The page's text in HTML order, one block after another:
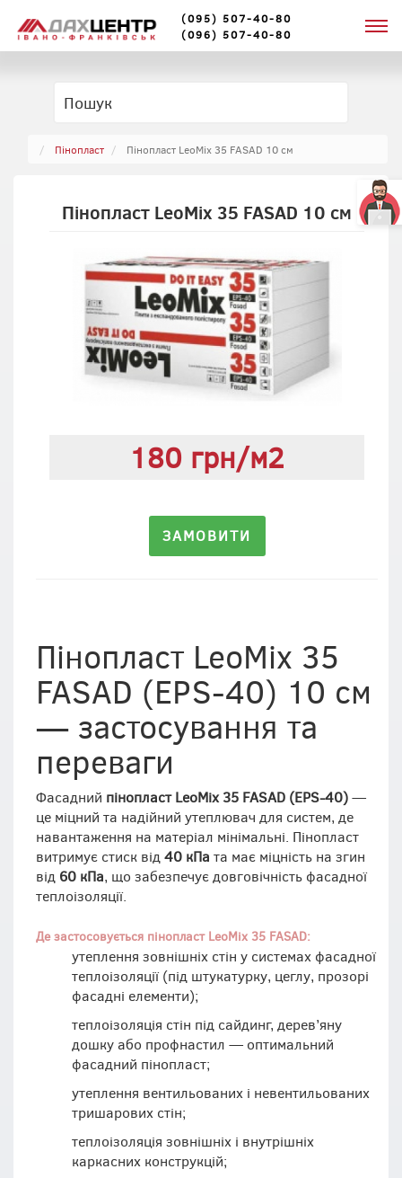
(095) 507-40-80
(096) 507-40-80
Пінопласт Пінопласт LeoMix 35 FASAD 10 см
Пінопласт LeoMix 35 FASAD 10 см
180 грн/м2
ЗАМОВИТИ
Пінопласт LeoMix 35
FASAD (EPS-40) 10 см
— застосування та
переваги
Фасадний пінопласт LeoMix 35 FASAD (EPS-40)—
це міцний та надійний утеплювач для систем, де
навантаження на матеріал мінімальні. Пінопласт
витримує стиск від 40 кПа та має міцність на згин
від 60 кПа, що забезпечує довговічність фасадної
теплоізоляції.
Де застосовується пінопласт LeoMix 35 FASAD:
утеплення зовнішніх стін у системах фасадної
теплоізоляції (під штукатурку, цеглу, прозорі
фасадні елементи);
теплоізоляція стін під сайдинг, дерев’яну
дошку або профнастил — оптимальний
фасадний пінопласт;
утеплення вентильованих і невентильованих
тришарових стін;
теплоізоляція зовнішніх і внутрішніх
каркасних конструкцій;